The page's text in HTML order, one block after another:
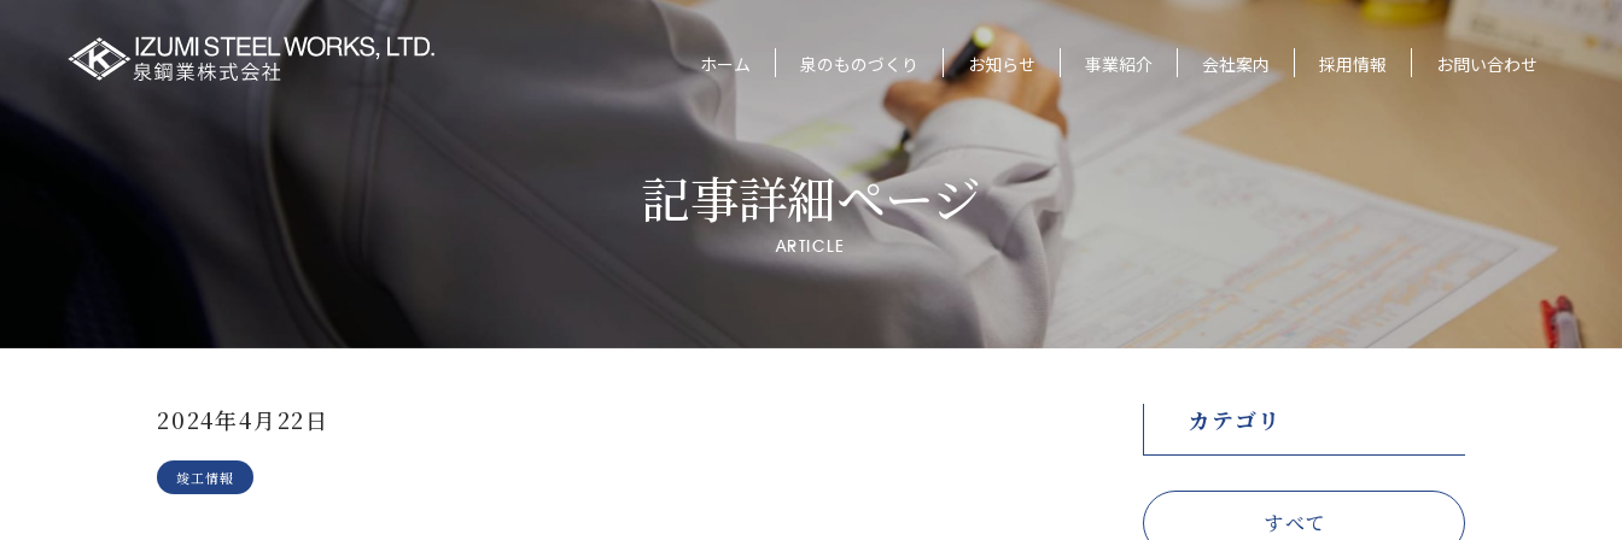
ホーム 泉のものづくり お知らせ 事業紹介 会社案内 採用情報 お問い合わせ
記事詳細ページ
ARTICLE
2024年4月22日
竣工情報
カテゴリ
すべて